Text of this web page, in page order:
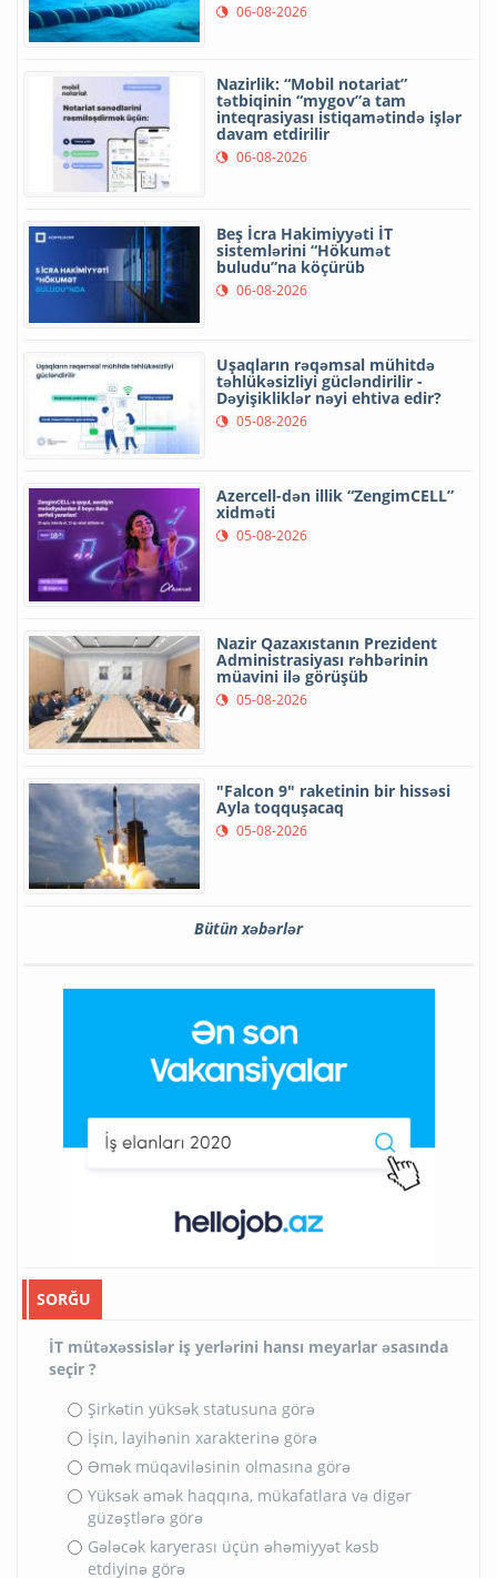
06-08-2026
Nazirlik: “Mobil notariat”
tətbiqinin “mygov”a tam
inteqrasiyası istiqamətində işlər
davam etdirilir
06-08-2026
Beş İcra Hakimiyyəti İT
sistemlərini “Hökumət
buludu”na köçürüb
06-08-2026
Uşaqların rəqəmsal mühitdə
təhlükəsizliyi gücləndirilir -
Dəyişikliklər nəyi ehtiva edir?
05-08-2026
Azercell-dən illik “ZengimCELL”
xidməti
05-08-2026
Nazir Qazaxıstanın Prezident
Administrasiyası rəhbərinin
müavini ilə görüşüb
05-08-2026
"Falcon 9" raketinin bir hissəsi
Ayla toqquşacaq
05-08-2026
Bütün xəbərlər
SORĞU
İT mütəxəssislər iş yerlərini hansı meyarlar əsasında
seçir ?
Şirkətin yüksək statusuna görə
İşin, layihənin xarakterinə görə
Əmək müqaviləsinin olmasına görə
Yüksək əmək haqqına, mükafatlara və digər
güzəştlərə görə
Gələcək karyerası üçün əhəmiyyət kəsb
etdiyinə görə